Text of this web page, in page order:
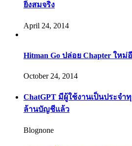
ยิ่งสมจริง
April 24, 2014
Hitman Go ปล่อย Chapter ให
October 24, 2014
ChatGPT มีผู้ใช้งานเป็นประจ
ล้านบัญชีแล้ว
Blognone